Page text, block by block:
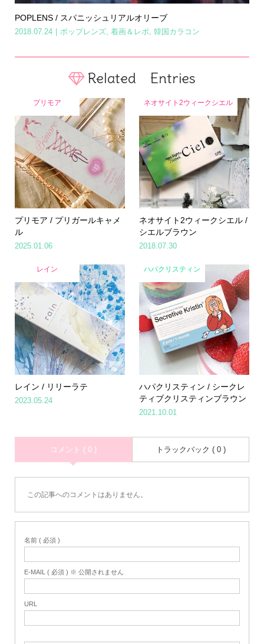
POPLENS / スパニッシュリアルオリーブ
2018.07.24 ポップレンズ, 着画＆レポ, 韓国カラコン
Related Entries
プリモア
プリモア / プリガールキャメ
ル
2025.01.06
ネオサイト2ウィークシエル
ネオサイト2ウィークシエル /
シエルブラウン
2018.07.30
レイン
レイン / リリーラテ
2023.05.24
ハパクリスティン
ハパクリスティン / シークレ
ティブクリスティンブラウン
2021.10.01
コメント ( 0 ) トラックバック ( 0 )
この記事へのコメントはありません。
名前 ( 必須 )
E-MAIL ( 必須 ) ※ 公開されません
URL